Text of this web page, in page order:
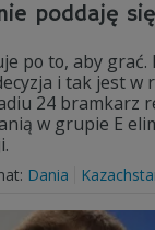
poddaję się
po to, aby grać.
i tak jest w
24 bramkarz
w grupie E
Dania